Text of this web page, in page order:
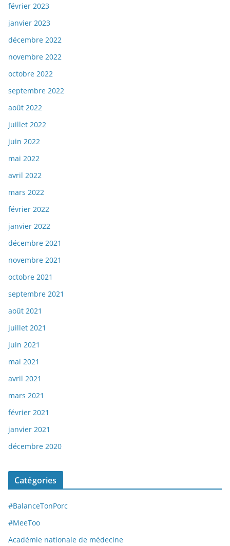
février 2023
janvier 2023
décembre 2022
novembre 2022
octobre 2022
septembre 2022
août 2022
juillet 2022
juin 2022
mai 2022
avril 2022
mars 2022
février 2022
janvier 2022
décembre 2021
novembre 2021
octobre 2021
septembre 2021
août 2021
juillet 2021
juin 2021
mai 2021
avril 2021
mars 2021
février 2021
janvier 2021
décembre 2020
Catégories
#BalanceTonPorc
#MeeToo
Académie nationale de médecine